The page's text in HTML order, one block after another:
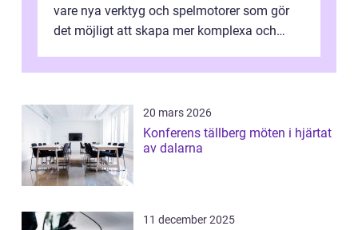
vare nya verktyg och spelmotorer som gör
det möjligt att skapa mer komplexa och
20 mars 2026
Konferens tällberg möten i hjärtat
av dalarna
11 december 2025